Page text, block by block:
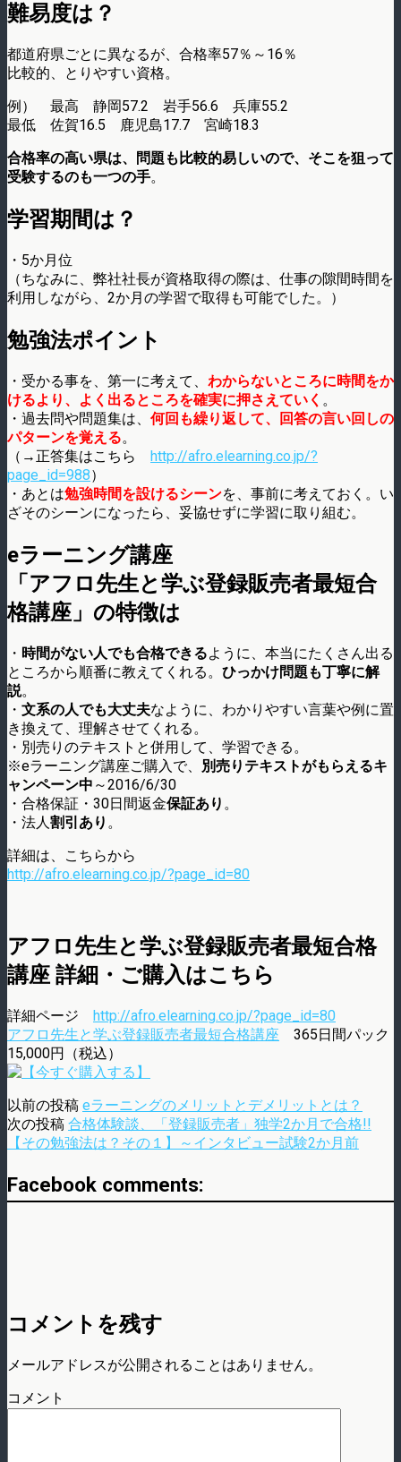
難易度は？
都道府県ごとに異なるが、合格率57％～16％
比較的、とりやすい資格。
例） 最高 静岡57.2 岩手56.6 兵庫55.2
最低 佐賀16.5 鹿児島17.7 宮崎18.3
合格率の高い県は、問題も比較的易しいので、そこを狙って
受験するのも一つの手。
学習期間は？
・5か月位
（ちなみに、弊社社長が資格取得の際は、仕事の隙間時間を
利用しながら、2か月の学習で取得も可能でした。）
勉強法ポイント
・受かる事を、第一に考えて、 わからないところに時間をか
けるより、よく出るところを確実に押さえていく 。
・過去問や問題集は、 何回も繰り返して、回答の言い回しの
パターンを覚える。
（→正答集はこちら http://afro.elearning.co.jp/?
page_id=988）
・あとは勉強時間を設けるシーンを、事前に考えておく。い
ざそのシーンになったら、妥協せずに学習に取り組む。
eラーニング講座
「アフロ先生と学ぶ登録販売者最短合
格講座」の特徴は
・ 時間がない人でも合格できるように、本当にたくさん出る
ところから順番に教えてくれる。 ひっかけ問題も丁寧に解
説。
・ 文系の人でも大丈夫なように、わかりやすい言葉や例に置
き換えて、理解させてくれる。
・別売りのテキストと併用して、学習できる。
※eラーニング講座ご購入で、
別売りテキストがもらえるキ
ャンペーン中 ～2016/6/30
・合格保証・30日間返金保証あり 。
・法人 割引あり 。
詳細は、こちらから
http://afro.elearning.co.jp/?page_id=80
アフロ先生と学ぶ登録販売者最短合格
講座 詳細・ご購入はこちら
詳細ページ http://afro.elearning.co.jp/?page_id=80
アフロ先生と学ぶ登録販売者最短合格講座 365日間パック
15,000円（税込）
以前の投稿 eラーニングのメリットとデメリットとは？
次の投稿 合格体験談、「登録販売者」独学2か月で合格!!
【その勉強法は？その１】～インタビュー試験2か月前
Facebook comments:
コメントを残す
メールアドレスが公開されることはありません。
コメント